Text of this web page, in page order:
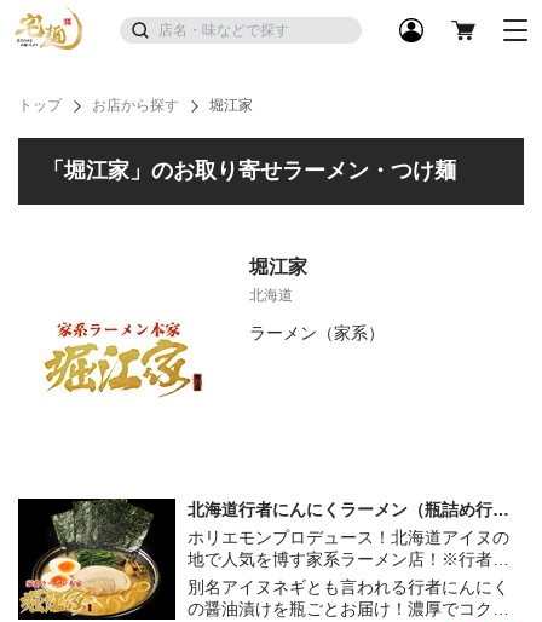
トップ お店から探す 堀江家
「堀江家」のお取り寄せラーメン・つけ麺
堀江家
北海道
ラーメン（家系）
北海道行者にんにくラーメン（瓶詰め行者
にんにく醤油漬け付き）
ホリエモンプロデュース！北海道アイヌの
地で人気を博す家系ラーメン店！※行者に
んにく醤油漬けは前日から冷蔵解凍が必要
となります※
別名アイヌネギとも言われる行者にんにく
の醤油漬けを瓶ごとお届け！濃厚でコク深